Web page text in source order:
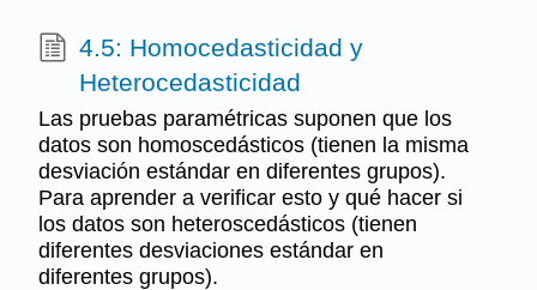
4.5: Homocedasticidad y
Heterocedasticidad
Las pruebas paramétricas suponen que los
datos son homoscedásticos (tienen la misma
desviación estándar en diferentes grupos).
Para aprender a verificar esto y qué hacer si
los datos son heteroscedásticos (tienen
diferentes desviaciones estándar en
diferentes grupos).